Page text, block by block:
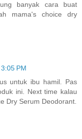
banyak cara buat
mama's choice dry
PM
untuk ibu hamil. Pas
ini. Next time kalau
Dry Serum Deodorant.